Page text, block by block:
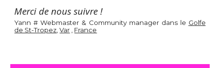
Merci de nous suivre !
Yann # Webmaster & Community manager dans le Golfe
de St-Tropez ,Var France